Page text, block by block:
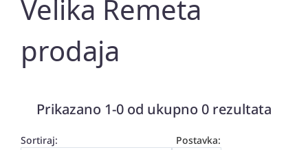
Velika Remeta
prodaja
Prikazano 1-0 od ukupno 0 rezultata
Postavka:
Sortiraj: